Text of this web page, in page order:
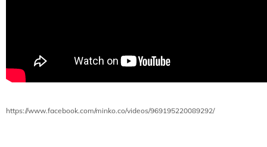
https://www.facebook.com/minko.co/videos/969195220089292/